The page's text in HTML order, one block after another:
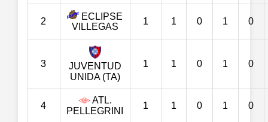
2
ECLIPSE
VILLEGAS
1 1 0 1 0
3
JUVENTUD
UNIDA (TA)
1 1 0 1 0
4
ATL.
PELLEGRINI
1 1 0 1 0